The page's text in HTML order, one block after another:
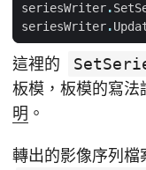
seriesWriter.
seriesWriter.
這裡的
板模，板模的寫法
明 。
轉出的影像序列檔